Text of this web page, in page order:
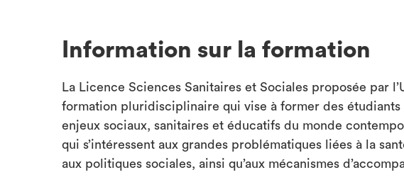
Information sur la formation
La Licence Sciences Sanitaires et Sociales proposée par
formation pluridisciplinaire qui vise à former des
enjeux sociaux, sanitaires et éducatifs du monde
qui s’intéressent aux grandes problématiques liées à la
aux politiques sociales, ainsi qu’aux mécanismes